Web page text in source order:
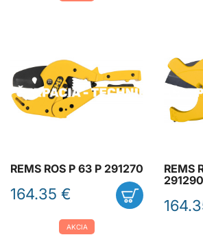
REMS ROS P 63 P 291270
164.35 €
AKCIA
REMS
291290